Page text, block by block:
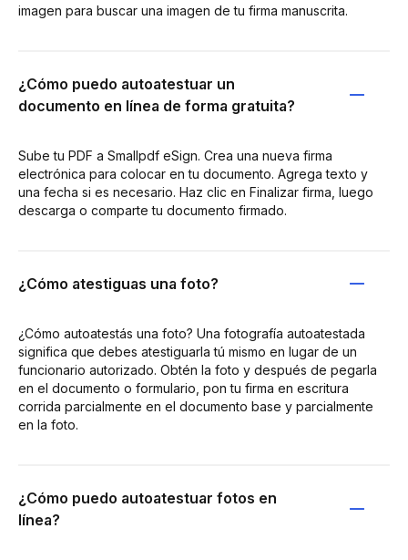
imagen para buscar una imagen de tu firma manuscrita.
¿Cómo puedo autoatestuar un
documento en línea de forma gratuita?
Sube tu PDF a Smallpdf eSign. Crea una nueva firma
electrónica para colocar en tu documento. Agrega texto y
una fecha si es necesario. Haz clic en Finalizar firma, luego
descarga o comparte tu documento firmado.
¿Cómo atestiguas una foto?
¿Cómo autoatestás una foto? Una fotografía autoatestada
significa que debes atestiguarla tú mismo en lugar de un
funcionario autorizado. Obtén la foto y después de pegarla
en el documento o formulario, pon tu firma en escritura
corrida parcialmente en el documento base y parcialmente
en la foto.
¿Cómo puedo autoatestuar fotos en
línea?